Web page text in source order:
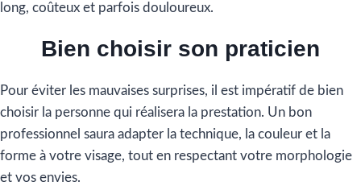
long, coûteux et parfois douloureux.
Bien choisir son praticien
Pour éviter les mauvaises surprises, il est impératif de bien
choisir la personne qui réalisera la prestation. Un bon
professionnel saura adapter la technique, la couleur et la
forme à votre visage, tout en respectant votre morphologie
et vos envies.